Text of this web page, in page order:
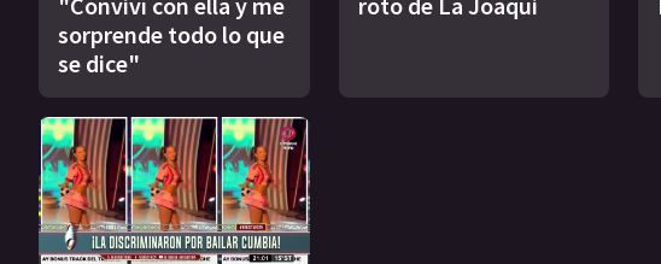
sorprende todo lo que
se dice"